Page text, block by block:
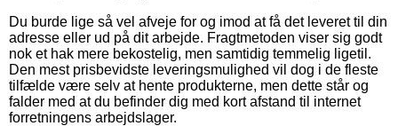
Du burde lige så vel afveje for og imod at få det leveret til din
adresse eller ud på dit arbejde. Fragtmetoden viser sig godt
nok et hak mere bekostelig, men samtidig temmelig ligetil.
Den mest prisbevidste leveringsmulighed vil dog i de fleste
tilfælde være selv at hente produkterne, men dette står og
falder med at du befinder dig med kort afstand til internet
forretningens arbejdslager.